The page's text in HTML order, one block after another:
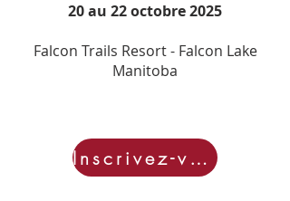
20 au 22 octobre 2025
Falcon Trails Resort - Falcon Lake
Manitoba
Inscrivez-vous